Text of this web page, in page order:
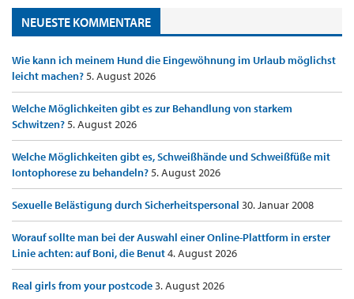
NEUESTE KOMMENTARE
Wie kann ich meinem Hund die Eingewöhnung im Urlaub möglichst
leicht machen?5. August 2026
Welche Möglichkeiten gibt es zur Behandlung von starkem
Schwitzen?5. August 2026
Welche Möglichkeiten gibt es, Schweißhände und Schweißfüße mit
Iontophorese zu behandeln?5. August 2026
Sexuelle Belästigung durch Sicherheitspersonal 30. Januar 2008
Worauf sollte man bei der Auswahl einer Online-Plattform in erster
Linie achten: auf Boni, die Benut4. August 2026
Real girls from your postcode3. August 2026